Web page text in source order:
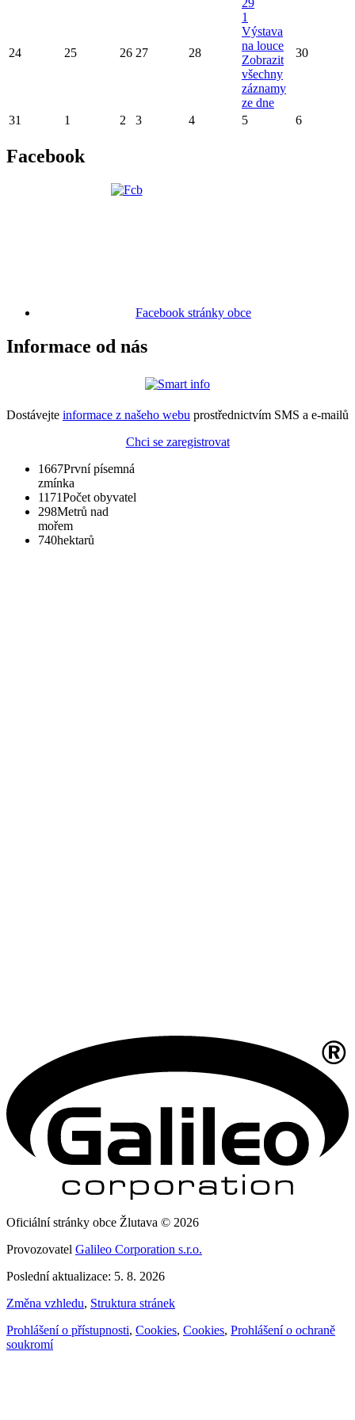
24 25 26 27 28
29
1
Výstava
na louce
Zobrazit
všechny
záznamy
ze dne
30
31 1 2 3 4 5 6
Facebook
Facebook stránky obce
Informace od nás
Dostávejte informace z našeho webu prostřednictvím SMS a e-mailů
Chci se zaregistrovat
1667První písemná
zmínka
1171Počet obyvatel
298Metrů nad
mořem
740hektarů
Oficiální stránky obce Žlutava © 2026
Provozovatel Galileo Corporation s.r.o.
Poslední aktualizace: 5. 8. 2026
Změna vzhledu, Struktura stránek
Prohlášení o přístupnosti, Cookies, Cookies, Prohlášení o ochraně
soukromí